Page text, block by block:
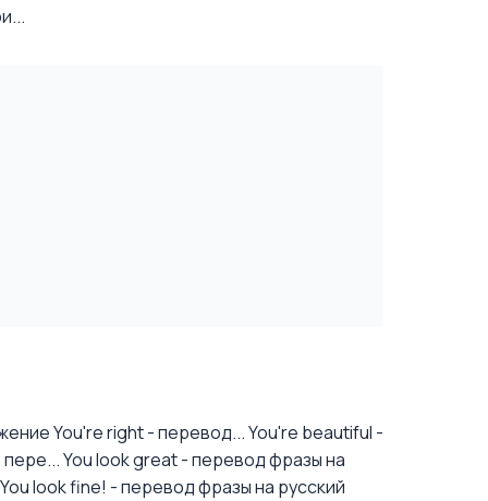
You're right - перевод...You're beautiful -
You look great - перевод фразы на
You look fine! - перевод фразы на русский